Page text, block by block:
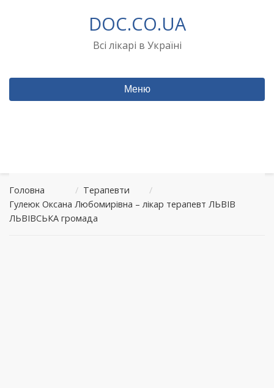
DOC.CO.UA
Всі лікарі в Україні
Меню
Головна / Терапевти
/
Гулеюк Оксана Любомирівна – лікар терапевт ЛЬВІВ
ЛЬВІВСЬКА громада